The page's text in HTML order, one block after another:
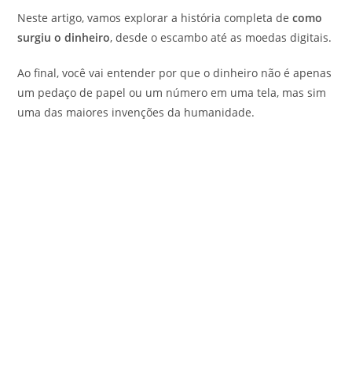
Neste artigo, vamos explorar a história completa decomo
surgiu o dinheiro, desde o escambo até as moedas digitais.
Ao final, você vai entender por que o dinheiro não é apenas
um pedaço de papel ou um número em uma tela, mas sim
uma das maiores invenções da humanidade.